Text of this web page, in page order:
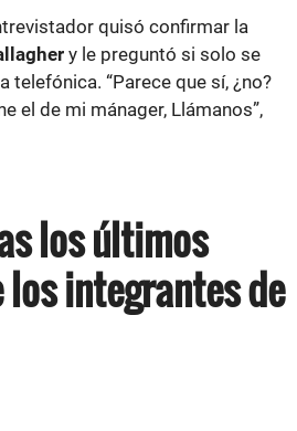
quisó confirmar la
y le preguntó si solo se
telefónica. “Parece que sí, ¿no?
el de mi mánager, Llámanos”,
los últimos
los integrantes de